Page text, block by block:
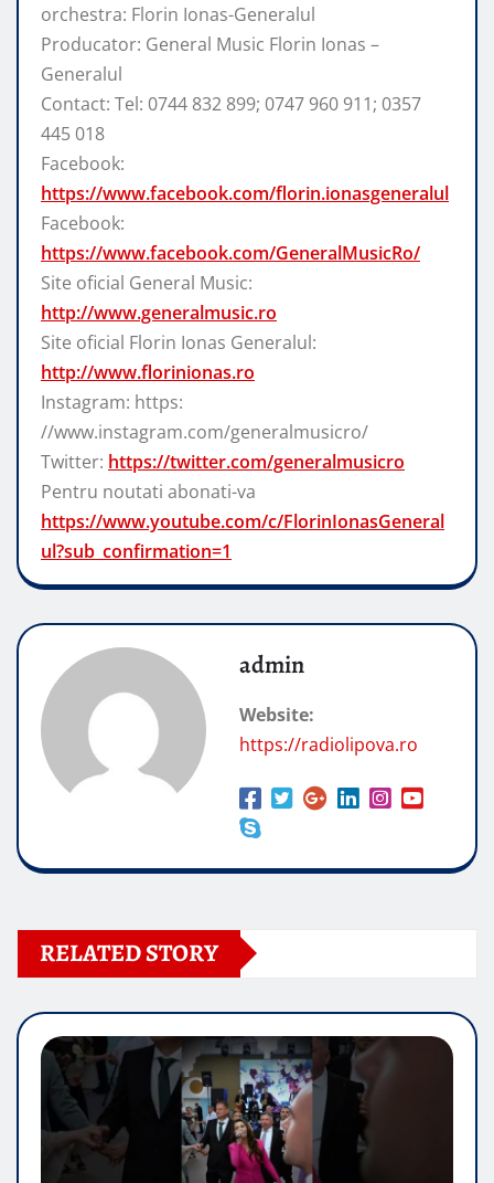
orchestra: Florin Ionas-Generalul
Producator: General Music Florin Ionas –
Generalul
Contact: Tel: 0744 832 899; 0747 960 911; 0357
445 018
Facebook:
https://www.facebook.com/florin.ionasgeneralul
Facebook:
https://www.facebook.com/GeneralMusicRo/
Site oficial General Music:
http://www.generalmusic.ro
Site oficial Florin Ionas Generalul:
http://www.florinionas.ro
Instagram: https:
//www.instagram.com/generalmusicro/
Twitter: https://twitter.com/generalmusicro
Pentru noutati abonati-va
https://www.youtube.com/c/FlorinIonasGeneral
ul?sub_confirmation=1
admin
Website:
https://radiolipova.ro
RELATED STORY